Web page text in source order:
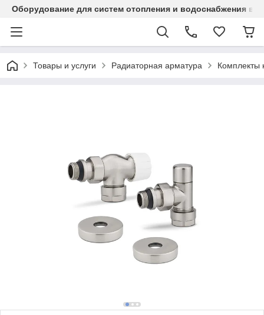
Оборудование для систем отопления и водоснабжения в
Товары и услуги Радиаторная арматура Комплекты